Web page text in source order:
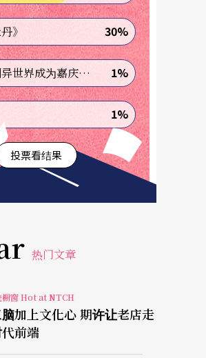
》 30%
《转生到异世界成为嘉庆君—发现我的祖先是诈骗集团!?》 1%
1%
投票看结果
热门文章
橱窗 Hot at NTCH
加上文化心 期许让老店走
前端